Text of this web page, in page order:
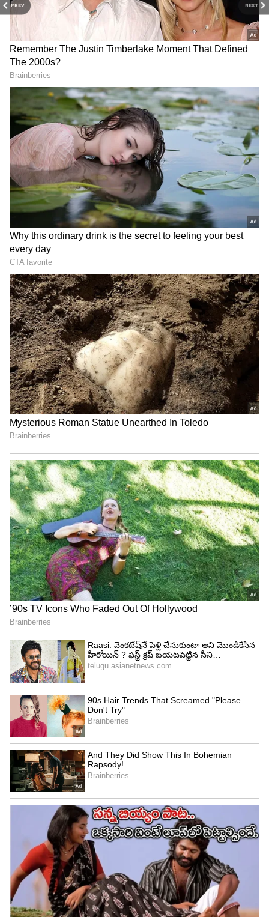
PREV NEXT
3
7
రాశి ఖన్నా ఎప్పుడూ తన అందంతో యువతకు గిలిగింతలు
పెడుతూనే ఉంది. తాజాగా రాశి ఖన్నా జేమ్స్ బాండ్ లేడీ
తరహాలో కళ్ళు చెదిరే ఫోజులు ఇచ్చింది. బ్లాక్ డ్రెస్ లో నల్ల
త్రాచులాగా ఆమె ఫోజులు అదుర్స్ అనిపిస్తున్నాయి.
4
7
సోఫా పై కూర్చుని క్రేజీ లుక్స్ తో ఆమె ఇస్తున్న ఫోజులకు
కుర్రాళ్లు ఫిదా అవుతున్నాయి. రాశి ఖాన్ అందాలు
ఆరబోయడం మాత్రమే కాదు ఇలా చంపేసే చూపులతో
సెగలు రేపడం కూడా తెలుసు.
5
7
ఇదిలా ఉండగా గత ఏడాది రాశి ఖన్నాకి ఏమాత్రం కలసి
రాలేదు. ఆమె నటించిన పక్కా కమర్షియల్, థాంక్యూ
చిత్రాలు బ్యాక్ టు బ్యాక్ డిజాస్టర్స్ గా నిలిచాయి. దీనితో
రాశి ఖన్నా తన కెరీర్ రీ చెక్ చేసుకోవాల్సిన పరిస్థితి
ఏర్పడింది.